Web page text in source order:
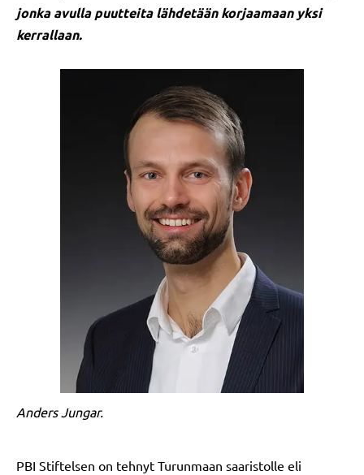
jonka avulla puutteita lähdetään korjaamaan yksi
kerrallaan.
Anders Jungar.
PBI Stiftelsen on tehnyt Turunmaan saaristolle eli